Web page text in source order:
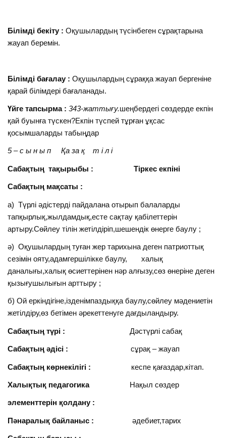
Білімді бекіту :Оқушылардың түсінбеген сұрақтарына
жауап беремін.
Білімді бағалау :Оқушылардың сұраққа жауап бергеніне
қарай білімдері бағаланады.
Үйге тапсырма :343-жаттығу.шеңбердегі сөздерде екпін
қай буынға түскен?Екпін түспей тұрған ұқсас
қосымшаларды табыңдар
5 – с ы н ы п Қа за қ т і л і
Сабақтың тақырыбы : Тіркес екпіні
Сабақтың мақсаты :
а) Түрлі әдістерді пайдалана отырып балаларды
тапқырлық,жылдамдық,есте сақтау қабілеттерін
артыру.Сөйлеу тілін жетілдіріп,шешендік өнерге баулу ;
ә) Оқушылардың туған жер тарихына деген патриоттық
сезімін ояту,адамгершілікке баулу, халық
даналығы,халық өсиеттерінен нәр алғызу,сөз өнеріне деген
қызығушылығын арттыру ;
б) Ой еркіндігіне,ізденімпаздыққа баулу,сөйлеу мәдениетін
жетілдіру,өз бетімен әрекеттенуге дағдыландыру.
Сабақтың түрі :Дәстүрлі сабақ
Сабақтың әдісі :сұрақ – жауап
Сабақтың көрнекілігі : кеспе қағаздар,кітап.
Халықтық педагогика Нақыл сөздер
элементтерін қолдану :
Пәнаралық байланыс :әдебиет,тарих